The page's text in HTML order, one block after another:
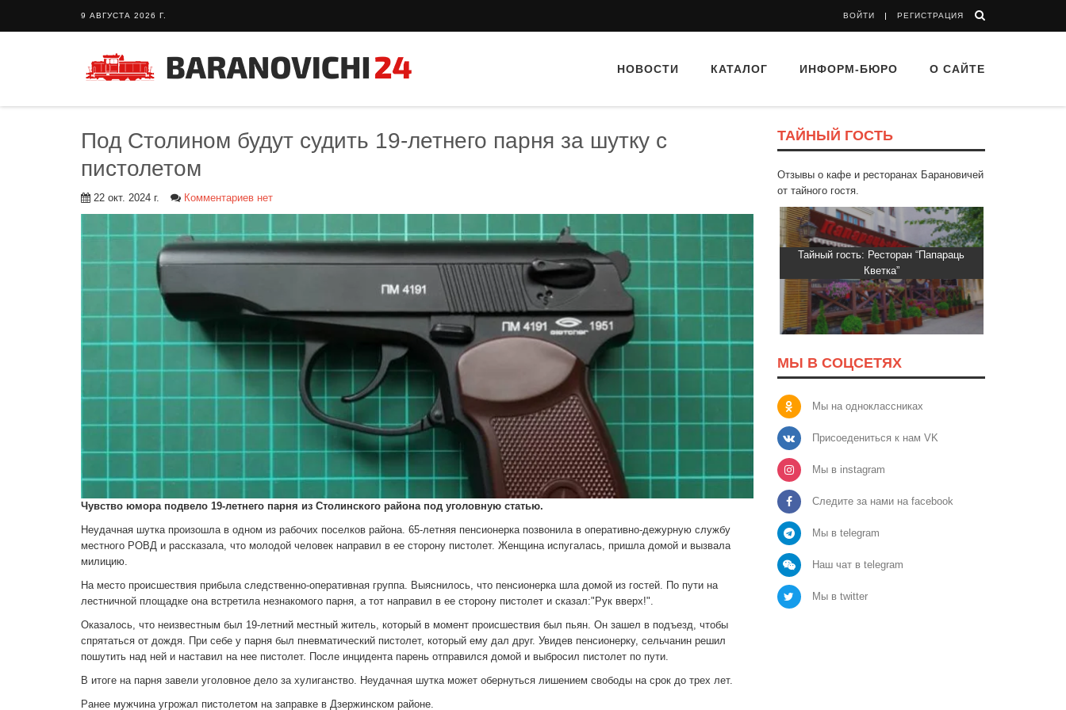
9 АВГУСТА 2026 Г. ВОЙТИ РЕГИСТРАЦИЯ
НОВОСТИ КАТАЛОГ ИНФОРМ-БЮРО О САЙТЕ
Под Столином будут судить 19-летнего парня за шутку с
пистолетом
22 окт. 2024 г. Комментариев нет
Чувство юмора подвело 19-летнего парня из Столинского района под уголовную статью.
Неудачная шутка произошла в одном из рабочих поселков района. 65-летняя пенсионерка позвонила в оперативно-дежурную службу
местного РОВД и рассказала, что молодой человек направил в ее сторону пистолет. Женщина испугалась, пришла домой и вызвала
милицию.
На место происшествия прибыла следственно-оперативная группа. Выяснилось, что пенсионерка шла домой из гостей. По пути на
лестничной площадке она встретила незнакомого парня, а тот направил в ее сторону пистолет и сказал:"Рук вверх!".
Оказалось, что неизвестным был 19-летний местный житель, который в момент происшествия был пьян. Он зашел в подъезд, чтобы
спрятаться от дождя. При себе у парня был пневматический пистолет, который ему дал друг. Увидев пенсионерку, сельчанин решил
пошутить над ней и наставил на нее пистолет. После инцидента парень отправился домой и выбросил пистолет по пути.
В итоге на парня завели уголовное дело за хулиганство. Неудачная шутка может обернуться лишением свободы на срок до трех лет.
Ранее мужчина угрожал пистолетом на заправке в Дзержинском районе.
ТАЙНЫЙ ГОСТЬ
Отзывы о кафе и ресторанах Барановичей
от тайного гостя.
Тайный гость: ресторан «Пиросмани»
Тайный гость: Ресторан “Папараць
Тайный гость: Гастропаб “Drova”
МЫ В СОЦСЕТЯХ
Мы на одноклассниках
Присоедениться к нам VK
Мы в instagram
Следите за нами на facebook
Мы в telegram
Наш чат в telegram
Мы в twitter